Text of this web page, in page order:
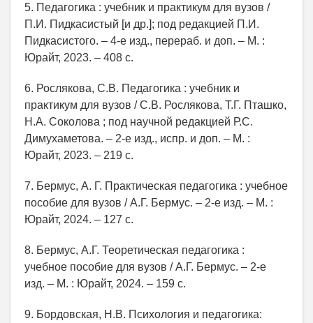
5. Педагогика : учебник и практикум для вузов /
П.И. Пидкасистый [и др.]; под редакцией П.И.
Пидкасистого. – 4-е изд., перераб. и доп. – М. :
Юрайт, 2023. – 408 с.
6. Рослякова, С.В. Педагогика : учебник и
практикум для вузов / С.В. Рослякова, Т.Г. Пташко,
Н.А. Соколова ; под научной редакцией Р.С.
Димухаметова. – 2-е изд., испр. и доп. – М. :
Юрайт, 2023. – 219 с.
7. Бермус, А. Г. Практическая педагогика : учебное
пособие для вузов / А.Г. Бермус. – 2-е изд. – М. :
Юрайт, 2024. – 127 с.
8. Бермус, А.Г. Теоретическая педагогика :
учебное пособие для вузов / А.Г. Бермус. – 2-е
изд. – М. : Юрайт, 2024. – 159 с.
9. Бордовская, Н.В. Психология и педагогика: